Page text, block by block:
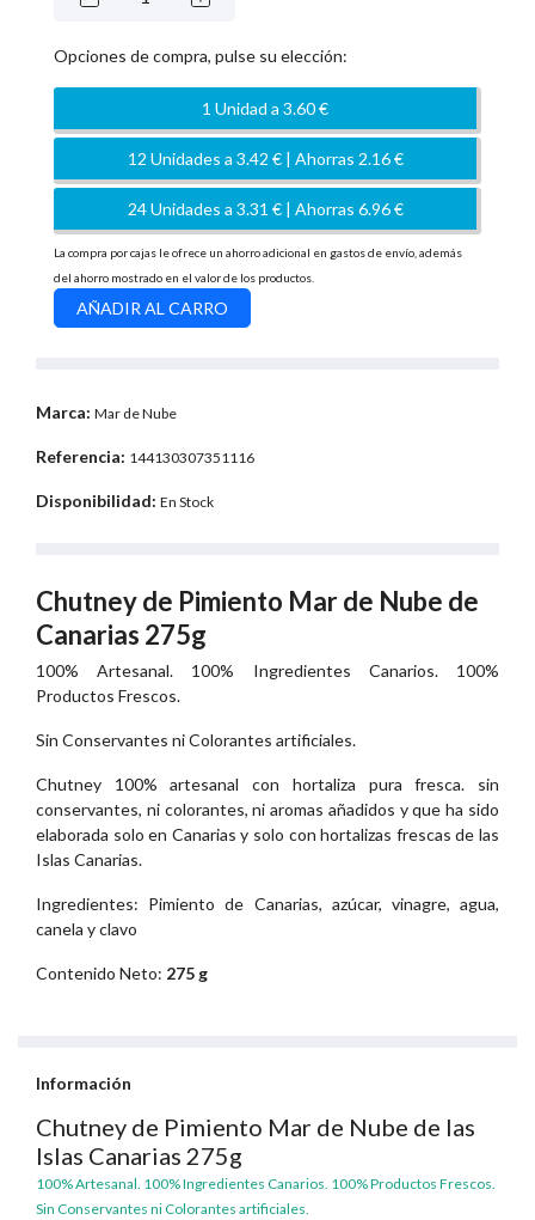
Opciones de compra, pulse su elección:
1 Unidad a 3.60 €
12 Unidades a 3.42 € | Ahorras 2.16 €
24 Unidades a 3.31 € | Ahorras 6.96 €
La compra por cajas le ofrece un ahorro adicional en gastos de envío, además
del ahorro mostrado en el valor de los productos.
Marca: Mar de Nube
Referencia: 144130307351116
Disponibilidad: En Stock
Chutney de Pimiento Mar de Nube de
Canarias 275g
100% Artesanal. 100% Ingredientes Canarios. 100%
Productos Frescos.
Sin Conservantes ni Colorantes artificiales.
Chutney 100% artesanal con hortaliza pura fresca. sin
conservantes, ni colorantes, ni aromas añadidos y que ha sido
elaborada solo en Canarias y solo con hortalizas frescas de las
Islas Canarias.
Ingredientes: Pimiento de Canarias, azúcar, vinagre, agua,
canela y clavo
Contenido Neto: 275 g
Información
Chutney de Pimiento Mar de Nube de las
Islas Canarias 275g
100% Artesanal. 100% Ingredientes Canarios. 100% Productos Frescos.
Sin Conservantes ni Colorantes artificiales.